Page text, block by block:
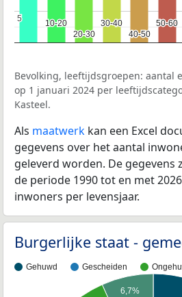
10-20
10-20
20-30
20-30
30-40
30-40
40-50
40-50
50-60
50-60
5
5
Bevolking, leeftijdsgroepen: aantal
op 1 januari 2024 per
Kasteel.
Als maatwerk kan een Excel
gegevens over het aantal
geleverd worden. De gegevens
de periode 1990 tot en met
inwoners per levensjaar.
Burgerlijke staat -
Gehuwd Gescheiden
6,7%